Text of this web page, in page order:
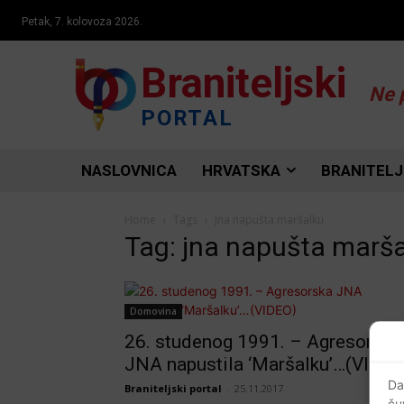
Petak, 7. kolovoza 2026.
Braniteljski
PORTAL
Ne
NASLOVNICA HRVATSKA
Tag: jna napušta
Domovina
26. studenog 1991. – Agresorska
JNA napustila ‘Maršalku’…(VIDEO)
Braniteljski portal 25.11.2017